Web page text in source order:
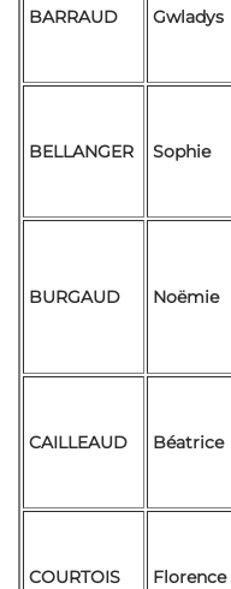
BARRAUD Gwladys
BELLANGER Sophie
BURGAUD Noëmie
CAILLEAUD Béatrice
COURTOIS Florence